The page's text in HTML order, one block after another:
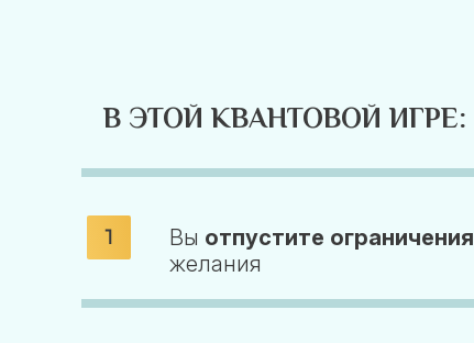
Вы отпустите ограничения
желания
В ЭТОЙ КВАНТОВОЙ ИГРЕ: